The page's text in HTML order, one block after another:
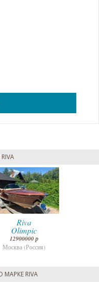
Riva
Olimpic
12900000 р
Москва (Россия)
RIVA